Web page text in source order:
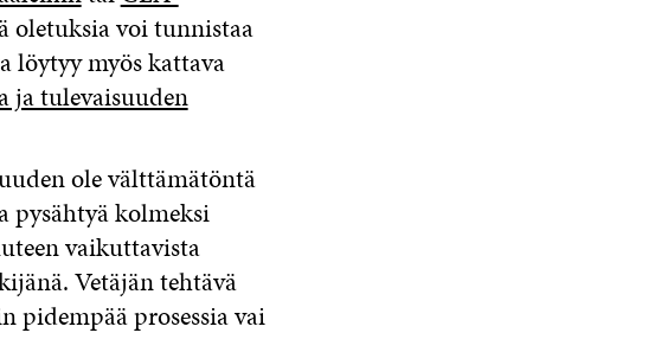
oletuksia voi tunnistaa
löytyy myös kattava
ja tulevaisuuden
ole välttämätöntä
pysähtyä kolmeksi
vaikuttavista
Vetäjän tehtävä
pidempää prosessia vai